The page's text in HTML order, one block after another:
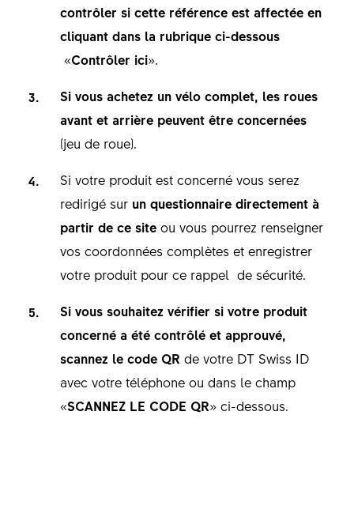
contrôler si cette référence est affectée en
cliquant dans la rubrique ci-dessous
«Contrôler ici».
Si vous achetez un vélo complet, les roues
avant et arrière peuvent être concernées
(jeu de roue).
Si votre produit est concerné vous serez
redirigé sur un questionnaire directement à
partir de ce siteou vous pourrez renseigner
vos coordonnées complètes et enregistrer
votre produit pour ce rappel de sécurité.
Si vous souhaitez vérifier si votre produit
concerné a été contrôlé et approuvé,
scannez le code QR de votre DT Swiss ID
avec votre téléphone ou dans le champ
«SCANNEZ LE CODE QR» ci-dessous.